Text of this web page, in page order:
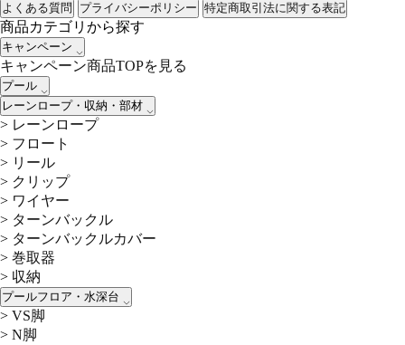
よくある質問
プライバシーポリシー 特定商取引法に関する表記
商品カテゴリから探す
キャンペーン
キャンペーン商品TOPを見る
プール
レーンロープ・収納・部材
> レーンロープ
> フロート
> リール
> クリップ
> ワイヤー
> ターンバックル
> ターンバックルカバー
> 巻取器
> 収納
プールフロア・水深台
> VS脚
> N脚